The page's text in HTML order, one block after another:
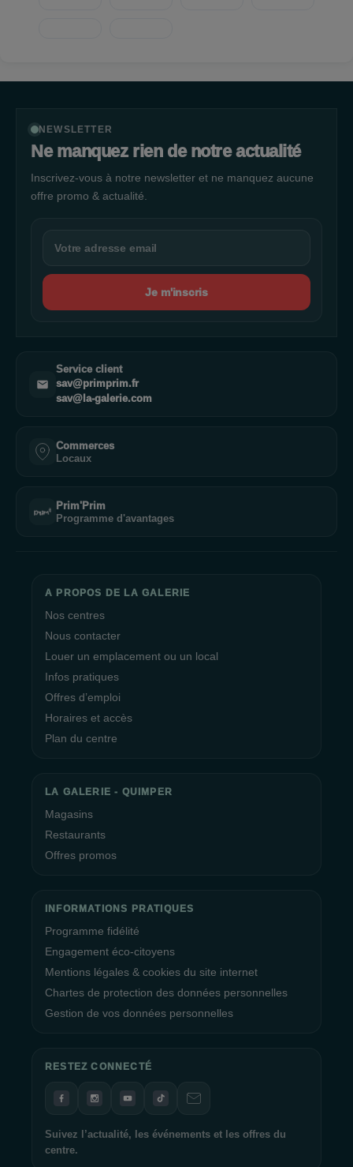
NEWSLETTER
Ne manquez rien de notre actualité
Inscrivez-vous à notre newsletter et ne manquez aucune
offre promo & actualité.
Je m'inscris
Service client
sav@primprim.fr
sav@la-galerie.com
Commerces
Locaux
Prim'Prim
Programme d'avantages
A PROPOS DE LA GALERIE
Nos centres
Nous contacter
Louer un emplacement ou un local
Infos pratiques
Offres d’emploi
Horaires et accès
Plan du centre
LA GALERIE - QUIMPER
Magasins
Restaurants
Offres promos
INFORMATIONS PRATIQUES
Programme fidélité
Engagement éco-citoyens
Mentions légales & cookies du site internet
Chartes de protection des données personnelles
Gestion de vos données personnelles
RESTEZ CONNECTÉ
Suivez l’actualité, les événements et les offres du
centre.